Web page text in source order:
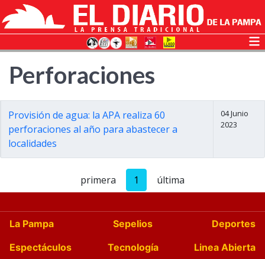
Perforaciones
Provisión de agua: la APA realiza 60
perforaciones al año para abastecer a
localidades
04 Junio
2023
primera 1 última
La Pampa Sepelios
Deportes
Espectáculos
Tecnología
Linea Abierta